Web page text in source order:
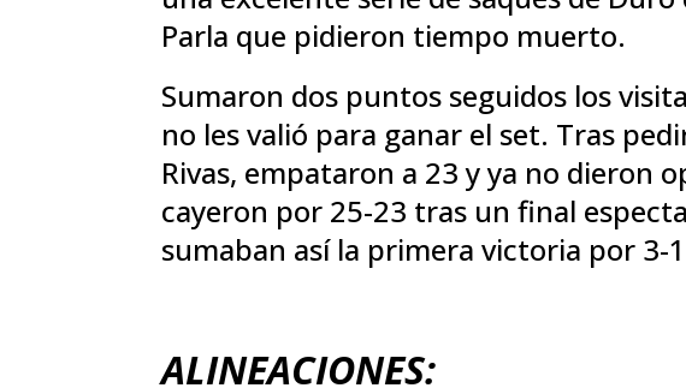
Parla que pidieron tiempo muerto.
Sumaron dos puntos seguidos los
no les valió para ganar el set. Tras
Rivas, empataron a 23 y ya no dieron
cayeron por 25-23 tras un final
sumaban así la primera victoria por 3-
ALINEACIONES: